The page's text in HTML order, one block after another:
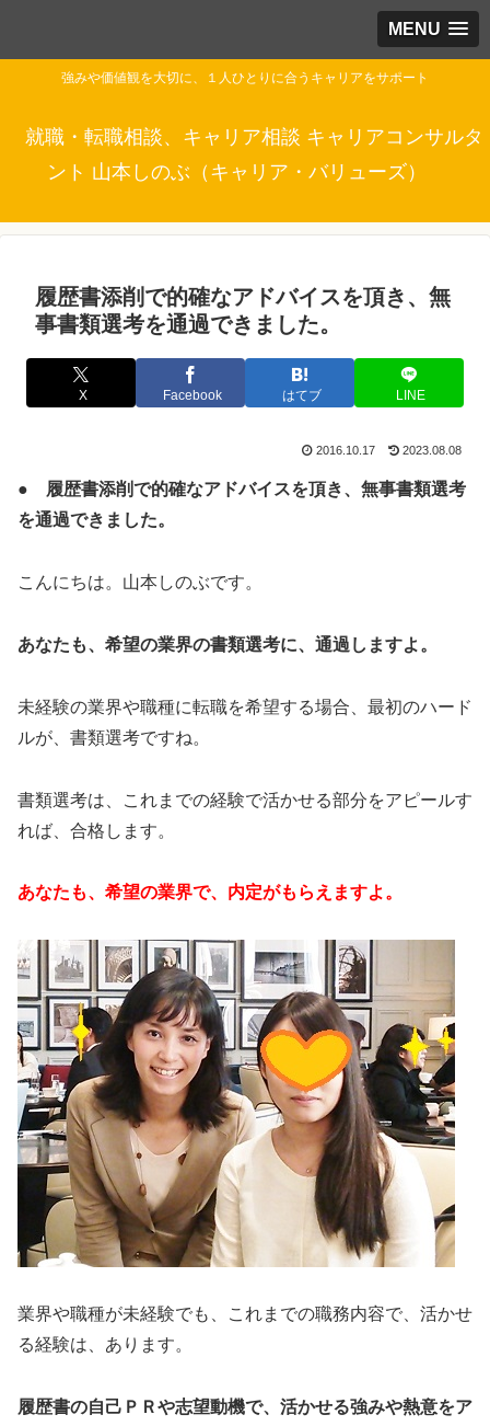
MENU
強みや価値観を大切に、１人ひとりに合うキャリアをサポート
就職・転職相談、キャリア相談 キャリアコンサルタ
ント 山本しのぶ（キャリア・バリューズ）
履歴書添削で的確なアドバイスを頂き、無
事書類選考を通過できました。
X Facebook はてブ LINE
2016.10.17 2023.08.08
● 履歴書添削で的確なアドバイスを頂き、無事書類選考
を通過できました。
こんにちは。山本しのぶです。
あなたも、希望の業界の書類選考に、通過しますよ。
未経験の業界や職種に転職を希望する場合、最初のハード
ルが、書類選考ですね。
書類選考は、これまでの経験で活かせる部分をアピールす
れば、合格します。
あなたも、希望の業界で、内定がもらえますよ。
業界や職種が未経験でも、これまでの職務内容で、活かせ
る経験は、あります。
履歴書の自己ＰＲや志望動機で、活かせる強みや熱意をア